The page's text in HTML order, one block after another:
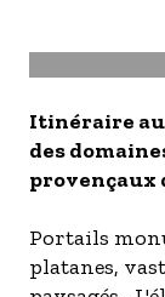
- Les
S'inscrire à
Itinéraire au
des
provençaux
Portails
platanes,